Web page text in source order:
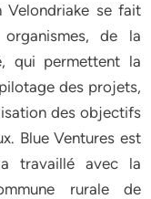
Velondriake se fait
organismes, de la
qui permettent la
des projets,
des objectifs
Blue Ventures est
a travaillé avec la
rurale de